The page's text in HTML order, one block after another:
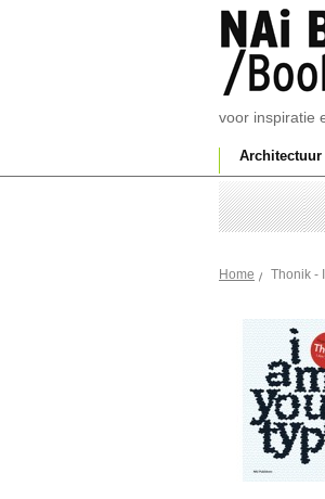
voor inspiratie
Architectuur
Home Thonik -